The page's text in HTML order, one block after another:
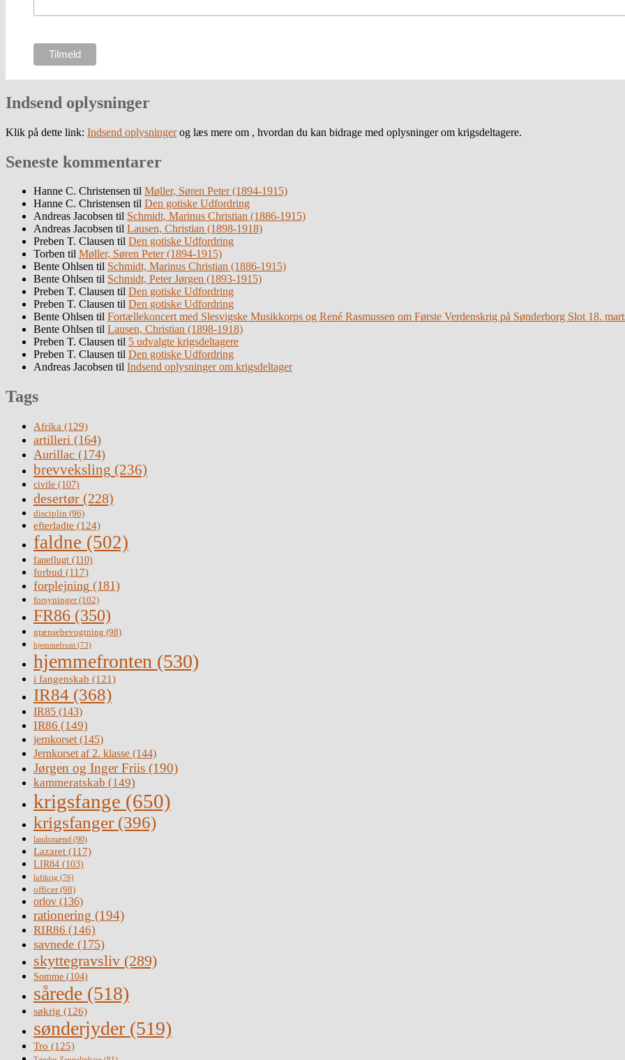
Indsend oplysninger
Klik på dette link: Indsend oplysningerog læs mere om , hvordan du kan bidrage med oplysninger om krigsdeltagere.
Seneste kommentarer
Hanne C. Christensen til Møller, Søren Peter (1894-1915)
Hanne C. Christensen til Den gotiske Udfordring
Andreas Jacobsen til Schmidt, Marinus Christian (1886-1915)
Andreas Jacobsen til Lausen, Christian (1898-1918)
Preben T. Clausen til Den gotiske Udfordring
Torben til Møller, Søren Peter (1894-1915)
Bente Ohlsen til Schmidt, Marinus Christian (1886-1915)
Bente Ohlsen til Schmidt, Peter Jørgen (1893-1915)
Preben T. Clausen til Den gotiske Udfordring
Preben T. Clausen til Den gotiske Udfordring
Bente Ohlsen til Fortællekoncert med Slesvigske Musikkorps og René Rasmussen om Første Verdenskrig på Sønderborg Slot 18.
Bente Ohlsen til Lausen, Christian (1898-1918)
Preben T. Clausen til 5 udvalgte krigsdeltagere
Preben T. Clausen til Den gotiske Udfordring
Andreas Jacobsen til Indsend oplysninger om krigsdeltager
Tags
Afrika (129)
artilleri (164)
Aurillac (174)
brevveksling (236)
civile (107)
desertør (228)
disciplin (96)
efterladte (124)
faldne (502)
faneflugt (110)
forbud (117)
forplejning (181)
forsyninger(102)
FR86 (350)
grænsebevogtning (98)
hjemmefront (73)
hjemmefronten (530)
i fangenskab (121)
IR84 (368)
IR85 (143)
IR86 (149)
jernkorset(145)
Jernkorset af 2. klasse (144)
Jørgen og Inger Friis (190)
kammeratskab (149)
krigsfange (650)
krigsfanger (396)
landsmænd (90)
Lazaret (117)
LIR84 (103)
luftkrig (76)
officer(98)
orlov (136)
rationering (194)
RIR86 (146)
savnede (175)
skyttegravsliv (289)
Somme (104)
sårede (518)
søkrig (126)
sønderjyder (519)
Tro (125)